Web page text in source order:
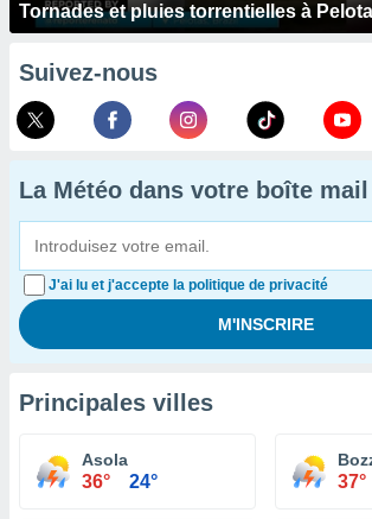
Tornades et pluies torrentielles à
Suivez-nous
La Météo dans votre boîte mail
J'ai lu et j'accepte la politique de privacité
Principales villes
Asola
36° 24° 37°